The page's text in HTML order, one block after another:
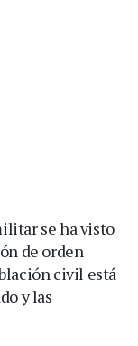
se ha visto
de orden
civil está
y las